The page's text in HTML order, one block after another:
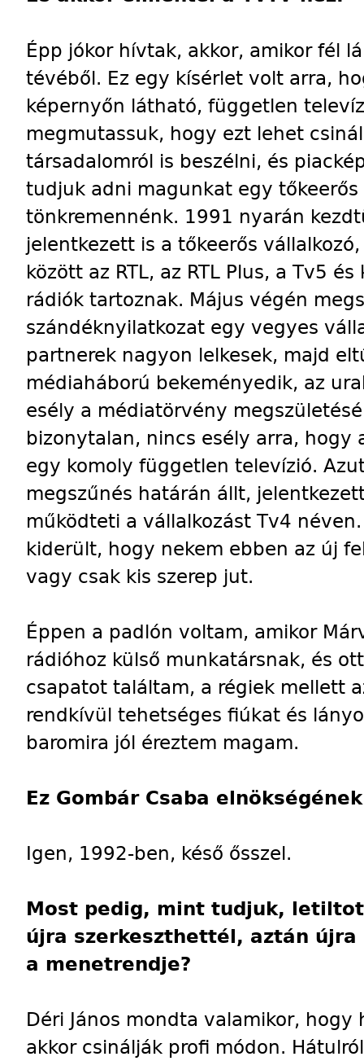
Épp jókor hívtak, akkor, amikor fél
tévéből. Ez egy kísérlet volt arra,
képernyőn látható, független
megmutassuk, hogy ezt lehet
társadalomról is beszélni, és
tudjuk adni magunkat egy
tönkremennénk. 1991 nyarán
jelentkezett is a tőkeerős
között az RTL, az RTL Plus, a Tv5
rádiók tartoznak. Május végén
szándéknyilatkozat egy vegyes
partnerek nagyon lelkesek, majd
médiaháború bekeményedik, az
esély a médiatörvény
bizonytalan, nincs esély arra, hogy
egy komoly független televízió.
megszűnés határán állt,
működteti a vállalkozást Tv4
kiderült, hogy nekem ebben az új
vagy csak kis szerep jut.
Éppen a padlón voltam, amikor
rádióhoz külső munkatársnak, és
csapatot találtam, a régiek mellett
rendkívül tehetséges fiúkat és
baromira jól éreztem magam.
Ez Gombár Csaba
Igen, 1992-ben, késő ősszel.
Most pedig, mint tudjuk,
újra szerkeszthettél, aztán
a menetrendje?
Déri János mondta valamikor,
akkor csinálják profi módon.